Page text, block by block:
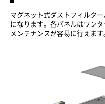
マグネット式ダストフィルタ
になります。各パネルはワン
メンテナンスが容易に行えます